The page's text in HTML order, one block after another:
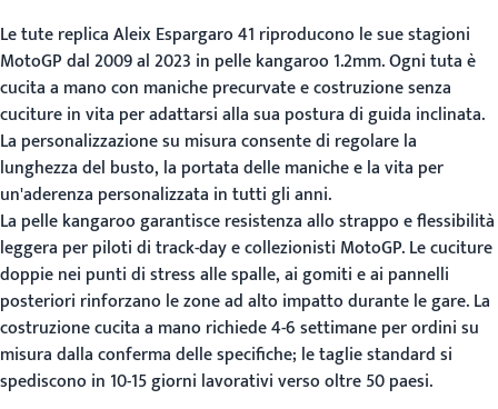
Le tute replica Aleix Espargaro 41 riproducono le sue stagioni
MotoGP dal 2009 al 2023 in pelle kangaroo 1.2mm. Ogni tuta è
cucita a mano con maniche precurvate e costruzione senza
cuciture in vita per adattarsi alla sua postura di guida inclinata.
La personalizzazione su misura consente di regolare la
lunghezza del busto, la portata delle maniche e la vita per
un'aderenza personalizzata in tutti gli anni.
La pelle kangaroo garantisce resistenza allo strappo e flessibilità
leggera per piloti di track-day e collezionisti MotoGP. Le cuciture
doppie nei punti di stress alle spalle, ai gomiti e ai pannelli
posteriori rinforzano le zone ad alto impatto durante le gare. La
costruzione cucita a mano richiede 4-6 settimane per ordini su
misura dalla conferma delle specifiche; le taglie standard si
spediscono in 10-15 giorni lavorativi verso oltre 50 paesi.